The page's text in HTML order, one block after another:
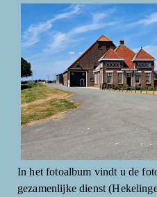
In het fotoalbum vindt u de
gezamenlijke dienst